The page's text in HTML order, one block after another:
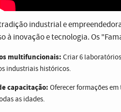
industrial e
à inovação e tecnologia. Os
multifuncionais: Criar 6
industriais históricos.
capacitação: Oferecer formações
as idades.